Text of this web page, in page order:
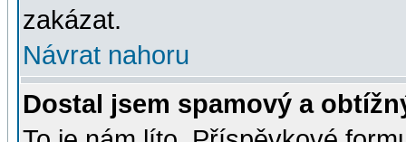
zakázat.
Návrat nahoru
Dostal jsem spamový a